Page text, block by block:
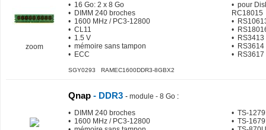
zoom
• 16 Go: 2 x 8 Go
• DIMM 240 broches
• 1600 MHz / PC3-12800
• CL11
• 1.5 V
• mémoire sans tampon
• ECC
• pour
RC18015
•
•
• RS3413
• RS3614
• RS3617
SGY0293 RAMEC1600DDR3-8GBX2
Qnap - DDR3 - module - 8 Go :
• DIMM 240 broches
• 1600 MHz / PC3-12800
• TS-
• TS-